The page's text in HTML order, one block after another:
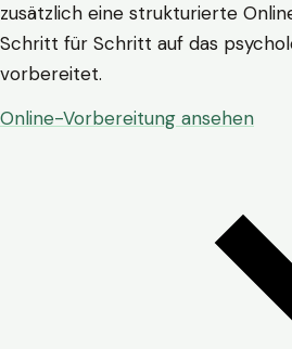
zusätzlich eine strukturierte
Schritt für Schritt auf das
vorbereitet.
Online-Vorbereitung ansehen